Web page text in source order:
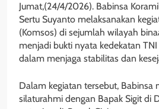
Jumat,(24/4/2026). Babinsa
Sertu Suyanto melaksanakan
(Komsos) di sejumlah wilayah
menjadi bukti nyata kedekatan
dalam menjaga stabilitas dan
Dalam kegiatan tersebut, Babinsa
silaturahmi dengan Bapak Sigit di